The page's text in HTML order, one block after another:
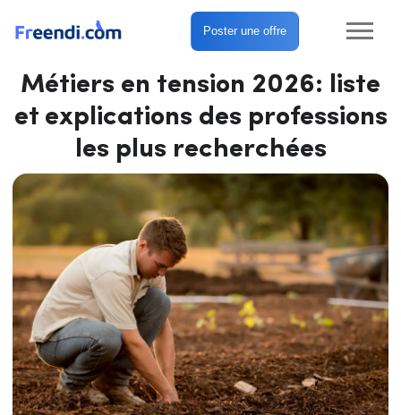
Poster une offre
Métiers en tension 2026: liste
et explications des professions
les plus recherchées